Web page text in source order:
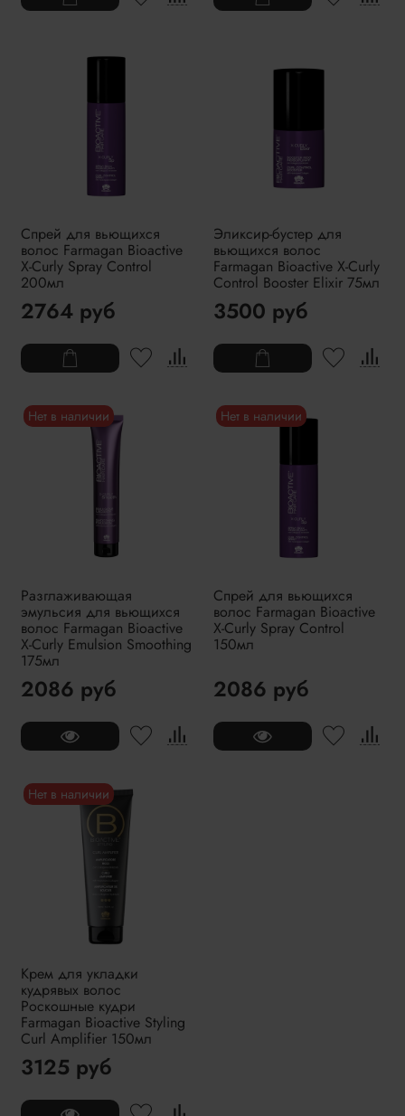
Спрей для вьющихся
волос Farmagan Bioactive
X-Curly Spray Control
200мл
2764 руб
Эликсир-бустер для
вьющихся волос
Farmagan Bioactive X-Curly
Control Booster Elixir 75мл
3500 руб
Нет в наличии
Разглаживающая
эмульсия для вьющихся
волос Farmagan Bioactive
X-Curly Emulsion Smoothing
175мл
2086 руб
Нет в наличии
Спрей для вьющихся
волос Farmagan Bioactive
X-Curly Spray Control
150мл
2086 руб
Нет в наличии
Крем для укладки
кудрявых волос
Роскошные кудри
Farmagan Bioactive Styling
Curl Amplifier 150мл
3125 руб